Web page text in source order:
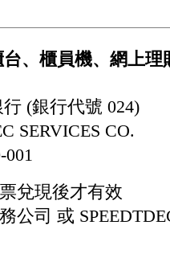
、櫃員機、網上理
(銀行代號 024)
SERVICES CO.
兌現後才有效
公司 或